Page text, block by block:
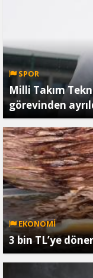
SPOR
Milli Takım
görevinden
EKONOMİ
3 bin TL’ye